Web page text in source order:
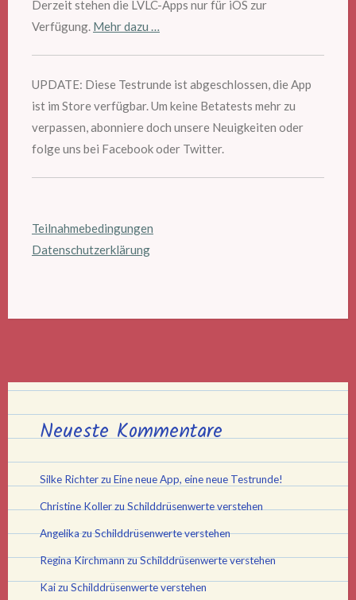
Derzeit stehen die LVLC-Apps nur für iOS zur
Verfügung. Mehr dazu …
UPDATE: Diese Testrunde ist abgeschlossen, die App
ist im Store verfügbar. Um keine Betatests mehr zu
verpassen, abonniere doch unsere Neuigkeiten oder
folge uns bei Facebook oder Twitter.
Teilnahmebedingungen
Datenschutzerklärung
Neueste Kommentare
Silke Richterzu Eine neue App, eine neue Testrunde!
Christine KollerzuSchilddrüsenwerte verstehen
AngelikazuSchilddrüsenwerte verstehen
Regina KirchmannzuSchilddrüsenwerte verstehen
Kaizu Schilddrüsenwerte verstehen